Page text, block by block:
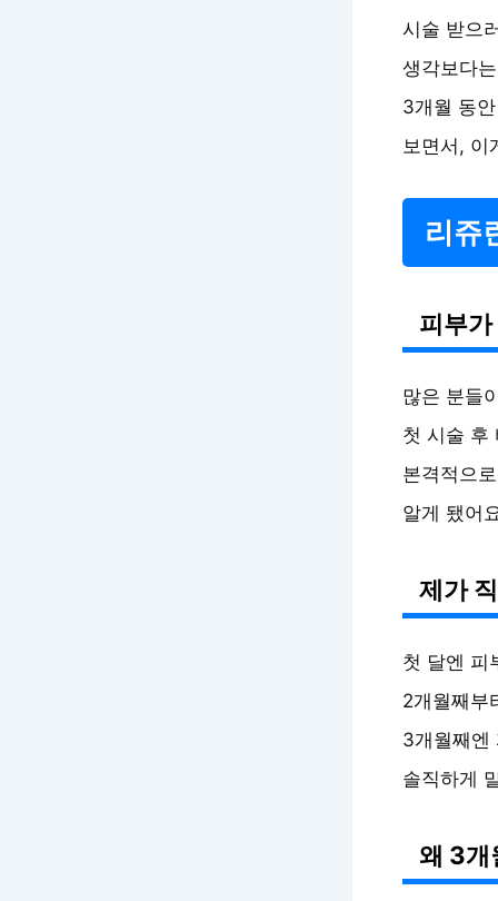
시술 받으
생각보다
3개월 동
보면서, 이
리쥬
피부
많은 분들
첫 시술 후
본격적으
알게 됐어
제가
첫 달엔 피
2개월째부
3개월째엔
솔직하게
왜 3개